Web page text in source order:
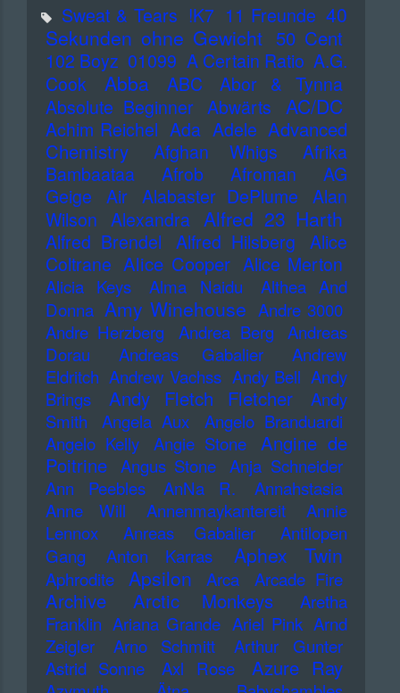
Sweat & Tears !K7 11 Freunde 40
Sekunden ohne Gewicht 50 Cent
102 Boyz 01099 A Certain Ratio A.G.
Cook
Abba ABC
Abor & Tynna
Absolute Beginner Abwärts AC/DC
Achim Reichel Ada Adele Advanced
Chemistry
Afghan Whigs
Afrika
Bambaataa
Afrob Afroman
AG
Geige
Air Alabaster DePlume
Alan
Wilson Alexandra Alfred 23 Harth
Alfred Brendel Alfred Hilsberg
Alice
Coltrane Alice Cooper Alice Merton
Alicia Keys Alma Naidu
Althea And
Donna Amy Winehouse Andre 3000
Andre Herzberg
Andrea Berg
Andreas
Dorau
Andreas Gabalier
Andrew
Eldritch Andrew Vachss Andy Bell Andy
Brings
Andy Fletch Fletcher
Andy
Smith
Angela Aux
Angelo Branduardi
Angelo Kelly
Angie Stone
Angine de
Poitrine Angus Stone Anja Schneider
Ann Peebles
AnNa R.
Annahstasia
Anne Will
Annenmaykantereit
Annie
Lennox
Anreas Gabalier
Antilopen
Gang
Anton Karras Aphex Twin
Aphrodite Apsilon Arca Arcade Fire
Archive Arctic Monkeys
Aretha
Franklin Ariana Grande Ariel Pink Arnd
Zeigler
Arno Schmitt
Arthur Gunter
Astrid Sonne
Axl Rose Azure Ray